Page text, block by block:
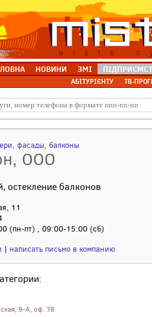
НОВИНИ ЗМІ
АБІТУРІЄНТУ ТВ-
фасады, балконы
ООО
остекление балконов
11
(пн-пт) , 09:00-15:00 (сб)
| написать письмо в компанию
9-А, оф. 78